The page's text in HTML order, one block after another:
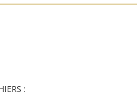
: